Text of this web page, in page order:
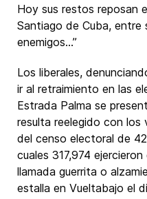
Hoy sus restos reposan
Santiago de Cuba, entre
enemigos…”
Los liberales,
ir al retraimiento en las
Estrada Palma se
resulta reelegido con los
del censo electoral de
cuales 317,974
llamada guerrita o
estalla en Vueltabajo el